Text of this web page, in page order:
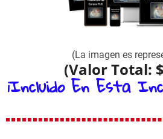
(La imagen es
(Valor Total:
¡Incluido En Esta